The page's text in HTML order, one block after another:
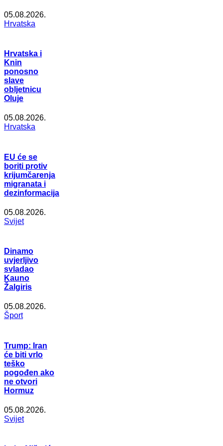
05.08.2026.
Hrvatska
Hrvatska i
Knin
ponosno
slave
obljetnicu
Oluje
05.08.2026.
Hrvatska
EU će se
boriti protiv
krijumčarenja
migranata i
dezinformacija
05.08.2026.
Svijet
Dinamo
uvjerljivo
svladao
Kauno
Žalgiris
05.08.2026.
Šport
Trump: Iran
će biti vrlo
teško
pogođen ako
ne otvori
Hormuz
05.08.2026.
Svijet